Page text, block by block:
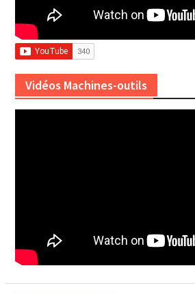
Vidéos Machines-outils